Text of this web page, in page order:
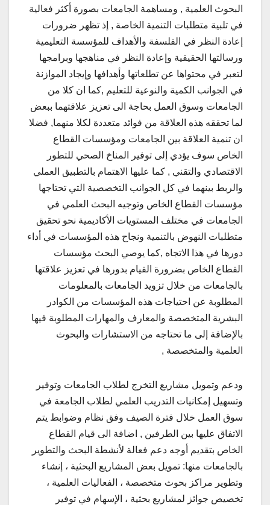
البحوث العلمية , ومساهمة الجامعات بصورة أكثر فعالية
في تلبية متطلبات التنمية الخاصة , إذ تظهر ضرورات
إعادة النظر في الفلسفة والأهداف للمؤسسة التعليمية
ورسالتها الحقيقية وإعادة النظر في مناهجها وبرامجها
لتعبر في محتواها عن تطلعاتها وأهدافها وإيجاد الموازنة
في الجوانب الكمية والنوعية للتعليم ,كما ان كلا من
الجامعات وسوق العمل بحاجة الى تعزيز علاقتهما ببعض
لما تحققه هذه العلاقة من فوائد متعددة لكلا منهما, فضلا
ان تنمية العلاقة بين الجامعات ومؤسسات القطاع
الخاص سوف يؤدي إلى توفير المناخ الصحي للتطور
الاقتصادي والتقني , كما عليها الاهتمام بالتطبيق العملي
والربط بينهما في كل الجوانب التخصصية التي تحتاجها
مؤسسات القطاع الخاص وتوجيه البحث العلمي في
الجامعات في مختلف المستويات الأكاديمية نحو تحقيق
متطلبات النهوض بالتنمية ونجاح هذه المؤسسات في أداء
دورها في هذا الاتجاه ,كما يوصي البحث مؤسسات
القطاع الخاص بضرورة القيام بدورها في تعزيز علاقتها
بالجامعات من خلال تزويد الجامعات بالمعلومات
المطلوبة عن احتياجات هذه المؤسسات من الكوادر
البشرية المتخصصة والمعارف والمهارات المطلوبة فيها
بالإضافة إلى ما تحتاجه من الاستشارات والبحوث
العلمية والمتخصصة ,
ودعم وتمويل مشاريع التخرج لطلاب الجامعات وتوفير
وتسهيل إمكانيات التدريب العلمي لطلاب الجامعة في
سوق العمل خلال فترة الصيف وفق نظام وضوابط يتم
الاتفاق عليها بين الطرفين , اضافة الى قيام القطاع
الخاص بتقديم أوجه دعم فعالة لأنشطة البحث والتطوير
بالجامعات منها: تمويل بعض المشاريع البحثية ، إنشاء
وتطوير مراكز بحوث متخصصة ، الفعاليات العلمية ،
تخصيص جوائز لمشاريع بحثية ، الإسهام في توفير